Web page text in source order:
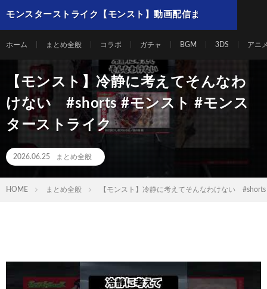
モンスターストライク【モンスト】動画配信ま
ホーム まとめ全般 コラボ ガチャ BGM 3DS アニ
【モンスト】冷静に考えてそんなわ
けない #shorts #モンスト #モンス
ターストライク
2026.06.25 まとめ全般
HOME まとめ全般 【モンスト】冷静に考えてそんなわけない